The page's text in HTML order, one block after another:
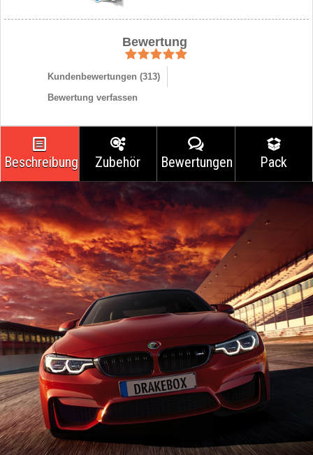
Bewertung
Kundenbewertungen (313)
Bewertung verfassen
Beschreibung Zubehör Bewertungen Pack